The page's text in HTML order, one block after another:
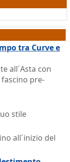
tra Curve e
all´Asta con
pre-
stile
all´inizio del